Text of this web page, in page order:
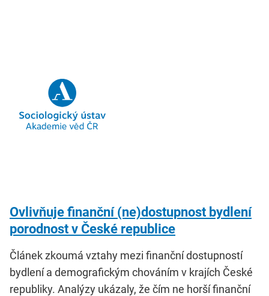
Ovlivňuje finanční (ne)dostupnost bydlení
porodnost v České republice
Článek zkoumá vztahy mezi finanční dostupností
bydlení a demografickým chováním v krajích České
republiky. Analýzy ukázaly, že čím ne horší finanční